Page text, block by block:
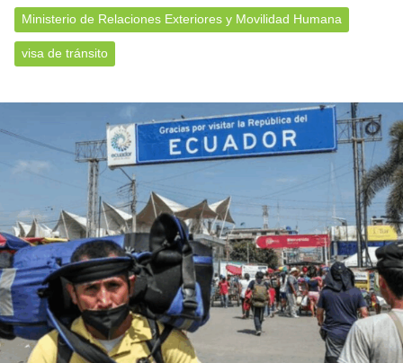
Ministerio de Relaciones Exteriores y Movilidad Humana
visa de tránsito